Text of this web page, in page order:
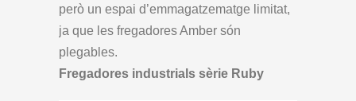
però un espai d’emmagatzematge limitat,
ja que les fregadores Amber són
plegables.
Fregadores industrials sèrie Ruby